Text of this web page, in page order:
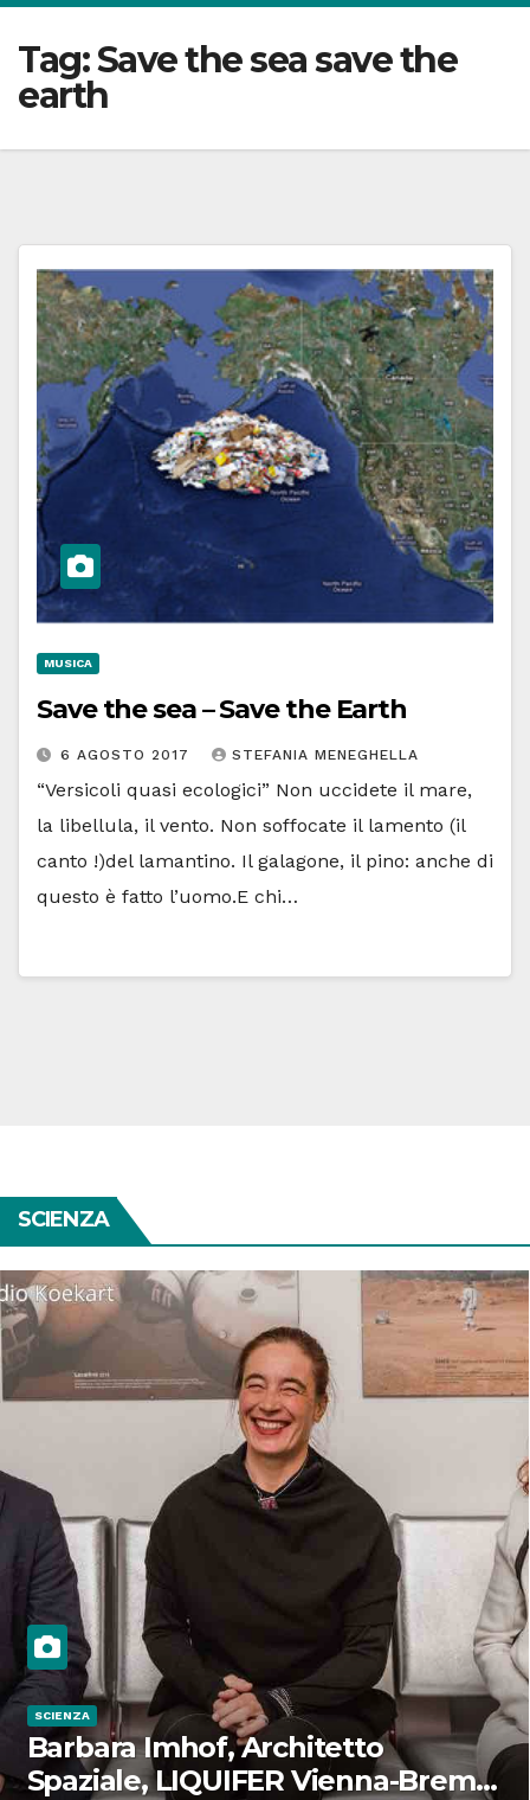
Tag:Save the sea save the
earth
MUSICA
Save the sea – Save the Earth
6 AGOSTO 2017 STEFANIA MENEGHELLA
“Versicoli quasi ecologici” Non uccidete il mare,
la libellula, il vento. Non soffocate il lamento (il
canto !)del lamantino. Il galagone, il pino: anche di
questo è fatto l’uomo.E chi…
SCIENZA
SCIENZA
Barbara Imhof, Architetto
Spaziale, LIQUIFER Vienna-Brema: